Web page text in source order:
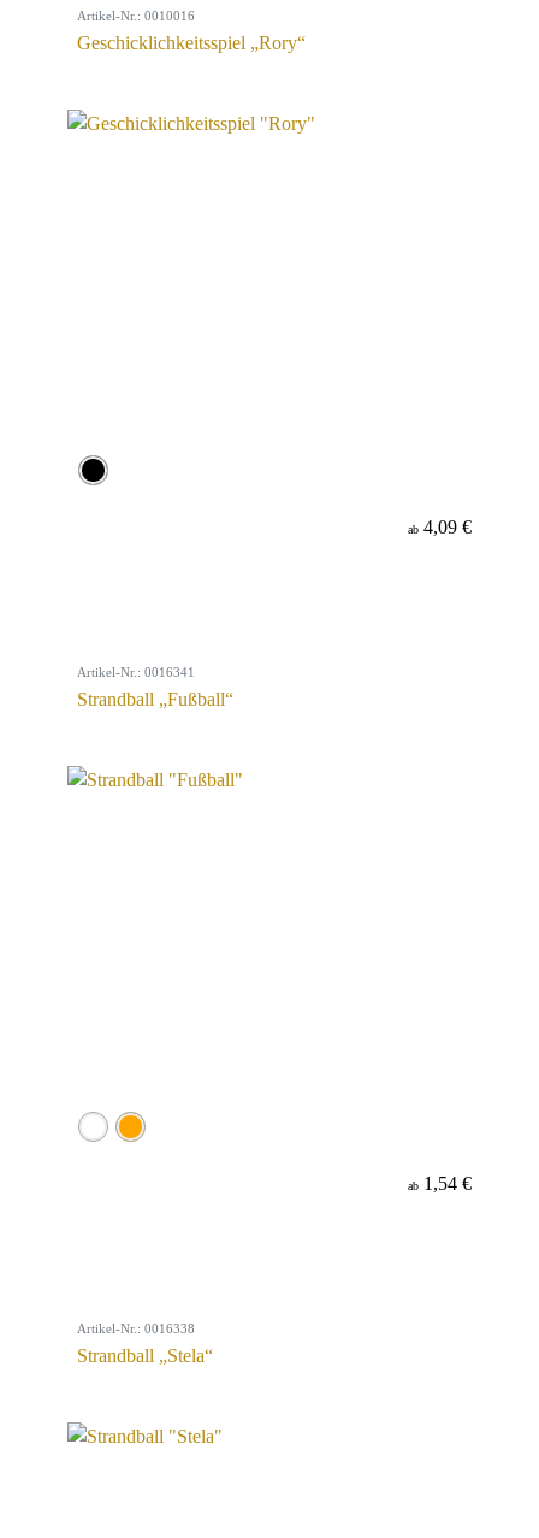
Artikel-Nr.: 0010016
Geschicklichkeitsspiel „Rory“
ab 4,09 €
Artikel-Nr.: 0016341
Strandball „Fußball“
ab 1,54 €
Artikel-Nr.: 0016338
Strandball „Stela“